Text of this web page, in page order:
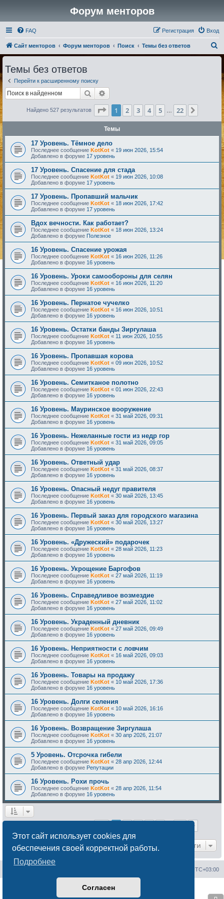
Этот сайт использует cookies для
обеспечения своей корректной работы.
Подробнее
Согласен
Форум менторов
FAQ Вход
Регистрация
Сайт менторов Форум менторов Поиск Темы без ответов
о
Темы без ответов
Перейти к расширенному поиску
Поиск
Найдено 527 результатов Страница из 22
1 2 3 4 5 22
Темы
17 Уровень. Тёмное дело
Последнее сообщение KotKot « 19 июн 2026, 15:54
Добавлено в форуме 17 уровень
17 Уровень. Спасение для стада
Последнее сообщение KotKot « 19 июн 2026, 10:08
Добавлено в форуме 17 уровень
17 Уровень. Пропавший мальчик
Последнее сообщение KotKot « 18 июн 2026, 17:42
Добавлено в форуме 17 уровень
Вдох вечности. Как работает?
Последнее сообщение KotKot « 18 июн 2026, 13:24
Добавлено в форуме Полезное
16 Уровень. Спасение урожая
Последнее сообщение KotKot « 16 июн 2026, 11:26
Добавлено в форуме 16 уровень
16 Уровень. Уроки самообороны для селян
Последнее сообщение KotKot « 16 июн 2026, 11:20
Добавлено в форуме 16 уровень
16 Уровень. Пернатое чучелко
Последнее сообщение KotKot « 16 июн 2026, 10:51
Добавлено в форуме 16 уровень
16 Уровень. Остатки банды Зиргулаша
Последнее сообщение KotKot « 11 июн 2026, 10:55
Добавлено в форуме 16 уровень
16 Уровень. Пропавшая корова
Последнее сообщение KotKot « 09 июн 2026, 10:52
Добавлено в форуме 16 уровень
16 Уровень. Семитканое полотно
Последнее сообщение KotKot « 01 июн 2026, 22:43
Добавлено в форуме 16 уровень
16 Уровень. Мауринское вооружение
Последнее сообщение KotKot « 31 май 2026, 09:31
Добавлено в форуме 16 уровень
16 Уровень. Нежеланные гости из недр гор
Последнее сообщение KotKot « 31 май 2026, 09:05
Добавлено в форуме 16 уровень
16 Уровень. Ответный удар
Последнее сообщение KotKot « 31 май 2026, 08:37
Добавлено в форуме 16 уровень
16 Уровень. Опасный недуг правителя
Последнее сообщение KotKot « 30 май 2026, 13:45
Добавлено в форуме 16 уровень
16 Уровень. Первый заказ для городского магазина
Последнее сообщение KotKot « 30 май 2026, 13:27
Добавлено в форуме 16 уровень
16 Уровень. «Дружеский» подарочек
Последнее сообщение KotKot « 28 май 2026, 11:23
Добавлено в форуме 16 уровень
16 Уровень. Укрощение Баргофов
Последнее сообщение KotKot « 27 май 2026, 11:19
Добавлено в форуме 16 уровень
16 Уровень. Справедливое возмездие
Последнее сообщение KotKot « 27 май 2026, 11:02
Добавлено в форуме 16 уровень
16 Уровень. Украденный дневник
Последнее сообщение KotKot « 27 май 2026, 09:49
Добавлено в форуме 16 уровень
16 Уровень. Неприятности с ловчим
Последнее сообщение KotKot « 16 май 2026, 09:03
Добавлено в форуме 16 уровень
16 Уровень. Товары на продажу
Последнее сообщение KotKot « 10 май 2026, 17:36
Добавлено в форуме 16 уровень
16 Уровень. Долги селения
Последнее сообщение KotKot « 10 май 2026, 16:16
Добавлено в форуме 16 уровень
16 Уровень. Возвращение Зиргулаша
Последнее сообщение KotKot « 30 апр 2026, 21:07
Добавлено в форуме 16 уровень
5 Уровень. Отсрочка гибели
Последнее сообщение KotKot « 28 апр 2026, 12:44
Добавлено в форуме Репутации
16 Уровень. Рохи прочь
Последнее сообщение KotKot « 28 апр 2026, 11:54
Добавлено в форуме 16 уровень
Перейти
UTC+03:00
Создано на основеphpBB® Forum Software © phpBB Limited
Русская поддержка phpBB